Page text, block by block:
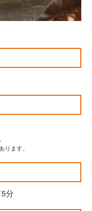
ます。
分